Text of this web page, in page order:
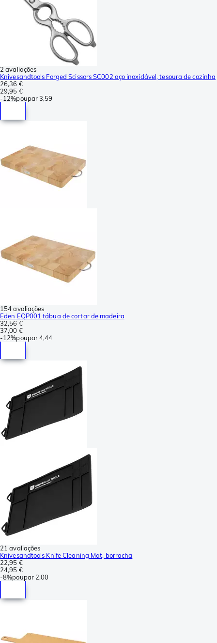
2 avaliações
Knivesandtools Forged Scissors SC002 aço inoxidável, tesoura de cozinha
26,36 €
29,95 €
-12%poupar3,59
154 avaliações
Eden EQP001 tábua de cortar de madeira
32,56 €
37,00 €
-12%poupar4,44
21 avaliações
Knivesandtools Knife Cleaning Mat, borracha
22,95 €
24,95 €
-8%poupar 2,00